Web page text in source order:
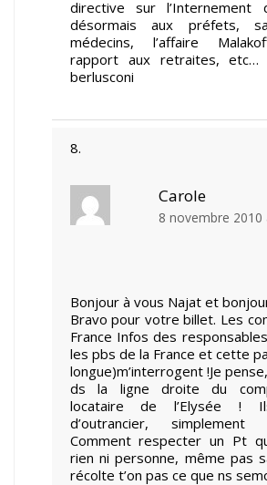
directive sur l’Internement
désormais aux préfets,
médecins, l’affaire
rapport aux retraites, etc…
berlusconi
Carole
8 novembre 2010
Bonjour à vous Najat et
Bravo pour votre billet. Les
France Infos des
les pbs de la France et cette
longue)m’interrogent !Je
ds la ligne droite du
locataire de l’Elysée !
d’outrancier,
Comment respecter un Pt
rien ni personne, même pas
récolte t’on pas ce que ns